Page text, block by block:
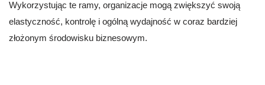
Wykorzystując te ramy, organizacje mogą zwiększyć swoją
elastyczność, kontrolę i ogólną wydajność w coraz bardziej
złożonym środowisku biznesowym.